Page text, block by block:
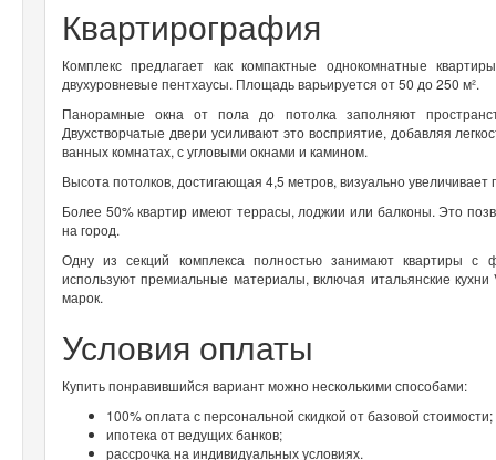
Квартирография
Комплекс предлагает как компактные однокомнатные
двухуровневые пентхаусы. Площадь варьируется от 50 до 250 м².
Панорамные окна от пола до потолка заполняют
Двухстворчатые двери усиливают это восприятие, добавляя
ванных комнатах, с угловыми окнами и камином.
Высота потолков, достигающая 4,5 метров, визуально
Более 50% квартир имеют террасы, лоджии или балконы. Это
на город.
Одну из секций комплекса полностью занимают квартиры с
используют премиальные материалы, включая итальянские
марок.
Условия оплаты
Купить понравившийся вариант можно несколькими способами:
100% оплата с персональной скидкой от базовой стоимости;
ипотека от ведущих банков;
рассрочка на индивидуальных условиях.